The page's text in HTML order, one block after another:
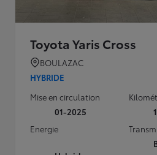
Toyota Yaris Cross
BOULAZAC
HYBRIDE
Mise en circulation
01-2025
Energie